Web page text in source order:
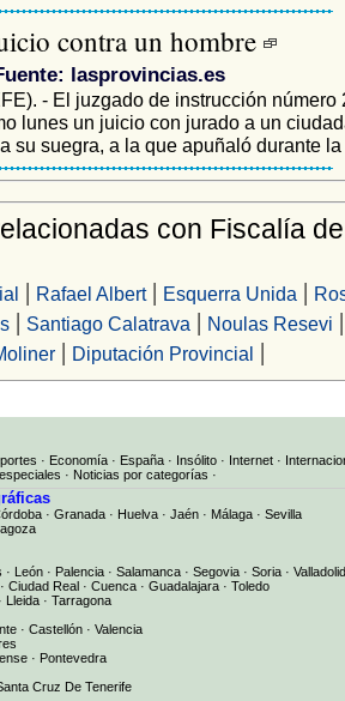
contra un hombre
lasprovincias.es
- El juzgado de instrucción número
lunes un juicio con jurado a un
su suegra, a la que apuñaló durante
con Fiscalía de
| Rafael Albert| Esquerra Unida |
| Santiago Calatrava | Noulas Resevi
| Diputación Provincial |
· Economía · España · Insólito · Internet ·
· Noticias por categorías ·
· Granada · Huelva · Jaén · Málaga · Sevilla
· León · Palencia · Salamanca · Segovia · Soria · Valladolid
· Ciudad Real · Cuenca · Guadalajara · Toledo
· Lleida · Tarragona
· Castellón · Valencia
· Pontevedra
Cruz De Tenerife